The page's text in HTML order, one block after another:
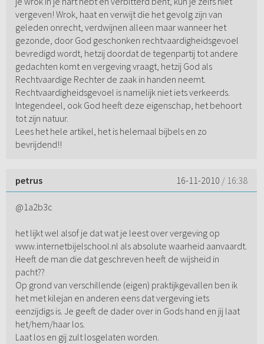
vergeven! Wrok, haat en verwijt die het gevolg zijn van
geleden onrecht, verdwijnen alleen maar wanneer het
gezonde, door God geschonken rechtvaardigheidsgevoel
bevredigd wordt, hetzij doordat de tegenpartij tot andere
gedachten komt en vergeving vraagt, hetzij God als
Rechtvaardige Rechter de zaak in handen neemt.
Rechtvaardigheidsgevoel is namelijk niet iets verkeerds.
Integendeel, ook God heeft deze eigenschap, het behoort
tot zijn natuur.
Lees het hele artikel, het is helemaal bijbels en zo
bevrijdend!!
petrus 16-11-2010 / 16:38
@1a2b3c
het lijkt wel alsof je dat wat je leest over vergeving op
www.internetbijelschool.nl als absolute waarheid aanvaardt.
Heeft de man die dat geschreven heeft de wijsheid in
pacht??
Op grond van verschillende (eigen) praktijkgevallen ben ik
het met kilejan en anderen eens dat vergeving iets
eenzijdigs is. Je geeft de dader over in Gods hand en jij laat
het/hem/haar los.
Laat los en gij zult losgelaten worden.